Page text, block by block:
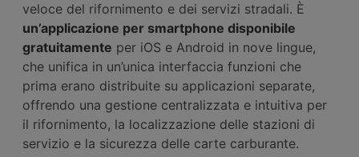
veloce del rifornimento e dei servizi stradali. È
un’applicazione per smartphone disponibile
gratuitamente per iOS e Android in nove lingue,
che unifica in un’unica interfaccia funzioni che
prima erano distribuite su applicazioni separate,
offrendo una gestione centralizzata e intuitiva per
il rifornimento, la localizzazione delle stazioni di
servizio e la sicurezza delle carte carburante.